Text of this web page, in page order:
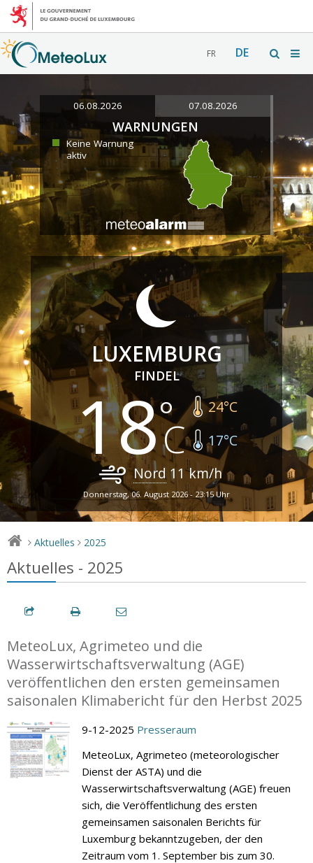
FR DE
06.08.2026 07.08.2026
WARNUNGEN
Keine Warnung
aktiv
LUXEMBURG
FINDEL
18 24°C
17°C
Nord 11km/h
Donnerstag, 06. August 2026 - 23:15 Uhr
> Aktuelles > 2025
Aktuelles - 2025
MeteoLux, Agrimeteo und die
Wasserwirtschaftsverwaltung (AGE)
veröffentlichen den ersten gemeinsamen
saisonalen Klimabericht für den Herbst 2025
9-12-2025 Presseraum
MeteoLux, Agrimeteo (meteorologischer
Dienst der ASTA) und die
Wasserwirtschaftsverwaltung (AGE) freuen
sich, die Veröffentlichung des ersten
gemeinsamen saisonalen Berichts für
Luxemburg bekanntzugeben, der den
Zeitraum vom 1. September bis zum 30.